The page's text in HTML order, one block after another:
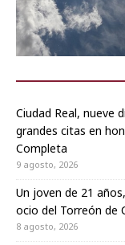
Ciudad Real, nueve
grandes citas en
Completa
9 agosto, 2026
Un joven de 21
ocio del Torreón de
8 agosto, 2026